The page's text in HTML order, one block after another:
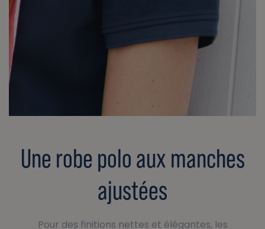
Une robe polo aux manches
ajustées
Pour des finitions nettes et élégantes, les